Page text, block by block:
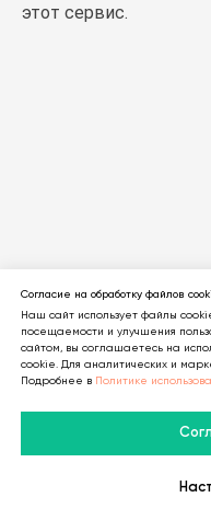
этот сервис.
Cap.Guru — обзор
Согласие на обработку файлов
Наш сайт использует файлы
посещаемости и улучшения
сайтом, вы соглашаетесь на
cookie. Для аналитических и
Подробнее в Политике